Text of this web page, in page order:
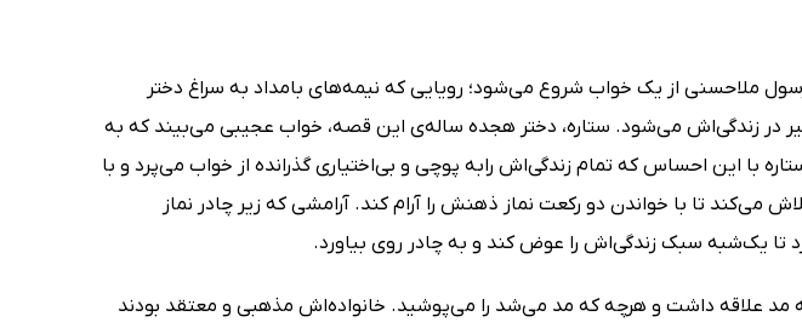
ملاحسنی از یک خواب شروع می‌شود؛ رویایی که نیمه‌های بامداد به سراغ دختر
در زندگی‌اش می‌شود. ستاره، دختر هجده‌ ساله‌ی این قصه، خواب عجیبی می‌بیند که به
با این احساس که تمام زندگی‌اش رابه پوچی و بی‌اختیاری گذرانده از خواب می‌پرد و با
می‌کند تا با خواندن دو رکعت نماز ذهنش را آرام کند. آرامشی که زیر چادر نماز
یک‌شبه سبک زندگی‌اش را عوض کند و به چادر روی بیاورد.
مد علاقه داشت و هرچه که مد می‌شد را می‌پوشید. خانواده‌اش مذهبی و معتقد بودند